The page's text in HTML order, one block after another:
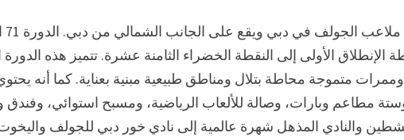
نادي
من نقطة الإنطلاق الأولى إلى النقطة الخضراء الثامنة عشرة. تتميز هذه الدورة
متموجة محاطة بتلال ومناطق طبيعية مبنية بعناية. كما أنه
جولف، وستة مطاعم وبارات، وصالة للألعاب الرياضية، ومسبح استوائي،
والنادي المذهل شهرة عالمية إلى نادي خور دبي للجولف